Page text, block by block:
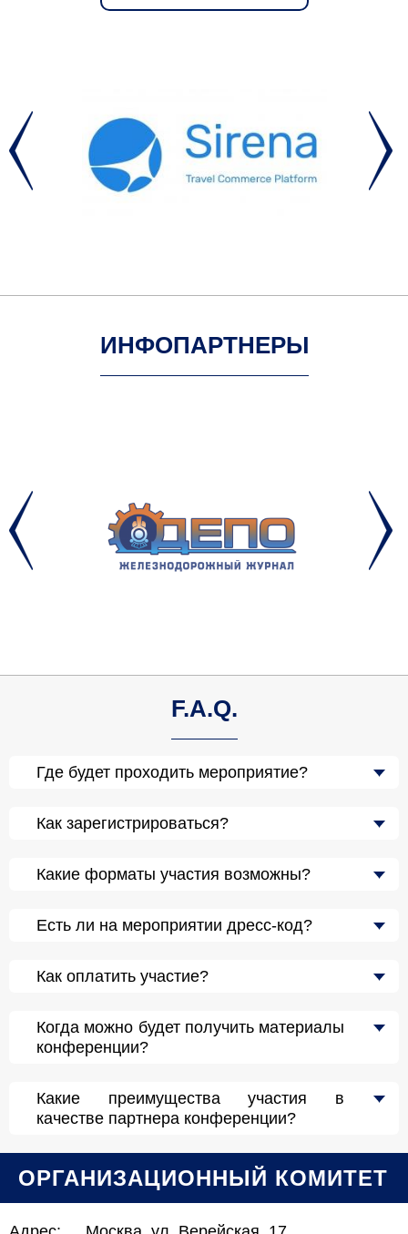
ИНФОПАРТНЕРЫ
F.A.Q.
Где будет проходить мероприятие?
Как зарегистрироваться?
Какие форматы участия возможны?
Есть ли на мероприятии дресс-код?
Как оплатить участие?
Когда можно будет получить материалы
конференции?
Какие преимущества участия в
качестве партнера конференции?
ОРГАНИЗАЦИОННЫЙ КОМИТЕТ